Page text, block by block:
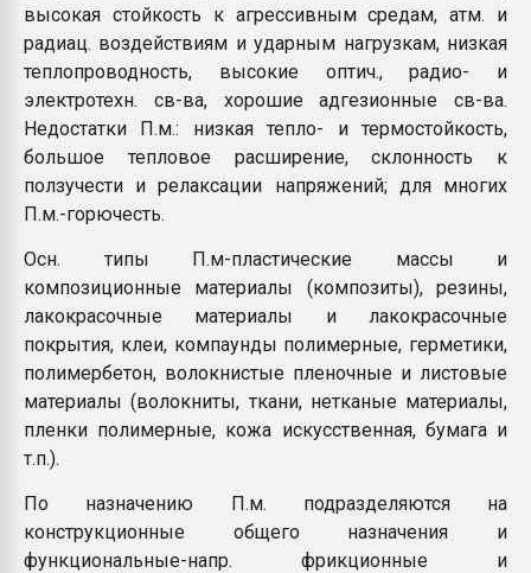
высокая стойкость к агрессивным средам, атм. и
радиац. воздействиям и ударным нагрузкам, низкая
теплопроводность, высокие оптич., радио- и
электротехн. св-ва, хорошие адгезионные св-ва.
Недостатки П.м.: низкая тепло- и термостойкость,
большое тепловое расширение, склонность к
ползучести и релаксации напряжений; для многих
П.м.-горючесть.
Осн. типы П.м-пластические массы и
композиционные материалы (композиты), резины,
лакокрасочные материалы и лакокрасочные
покрытия, клеи, компаунды полимерные, герметики,
полимербетон, волокнистые пленочные и листовые
материалы (волокниты, ткани, нетканые материалы,
пленки полимерные, кожа искусственная, бумага и
т.п.).
По назначению П.м. подразделяются на
конструкционные общего назначения и
функциональные-напр. фрикционные и